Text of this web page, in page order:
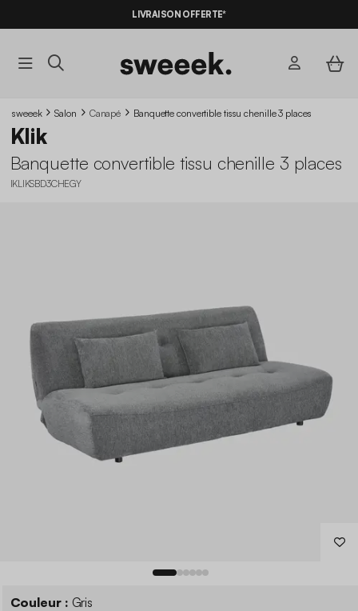
LIVRAISON OFFERTE*
sweeek Salon Canapé Banquette convertible tissu chenille 3 places
Klik
Banquette convertible tissu chenille 3 places
IKLIKSBD3CHEGY
Couleur : Gris